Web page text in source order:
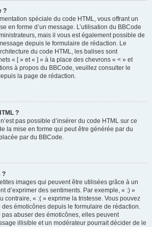
?
spéciale du code HTML, vous offrant un
en forme d’un message. L’utilisation du BBCode
mais il vous est également possible de
depuis le formulaire de rédaction. Le
du code HTML, les balises sont
« [ » et « ] » à la place des chevrons « < » et
à propos du BBCode, veuillez consulter le
la page de rédaction.
?
pas possible d’insérer du code HTML sur ce
la mise en forme qui peut être générée par du
par du BBCode.
?
images qui peuvent être utilisées grâce à un
d’exprimer des sentiments. Par exemple, « :) »
contraire, « :( » exprime la tristesse. Vous pouvez
émoticônes depuis le formulaire de rédaction.
pas abuser des émoticônes, elles peuvent
illisible et un modérateur pourrait décider de le